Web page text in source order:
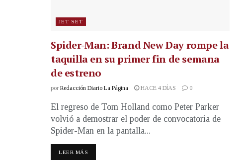
JET SET
Spider-Man: Brand New Day rompe la
taquilla en su primer fin de semana
de estreno
por Redacción Diario La Página HACE 4 DÍAS 0
El regreso de Tom Holland como Peter Parker
volvió a demostrar el poder de convocatoria de
Spider-Man en la pantalla...
LEER MÁS